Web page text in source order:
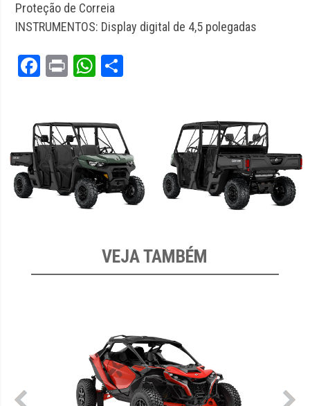
Proteção de Correia
INSTRUMENTOS: Display digital de 4,5 polegadas
Facebook
PrintWhatsApp
VEJA TAMBÉM